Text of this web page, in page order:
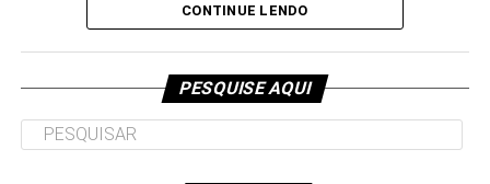
e deve ser entregue em breve.CONTINUE LENDO
PESQUISE AQUI